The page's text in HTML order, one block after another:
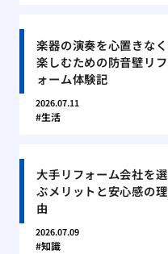
楽器の演奏を心置きなく
楽しむための防音壁リフ
ォーム体験記
2026.07.11
生活
大手リフォーム会社を選
ぶメリットと安心感の理
由
2026.07.09
知識